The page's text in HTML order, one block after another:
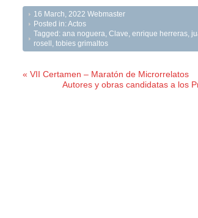
16 March, 2022 Webmaster
Posted in: Actos
Tagged: ana noguera Clave enrique herreras
rosell
tobies grimaltos
« VII Certamen – Maratón de Microrrelatos
Autores y obras candidatas a los